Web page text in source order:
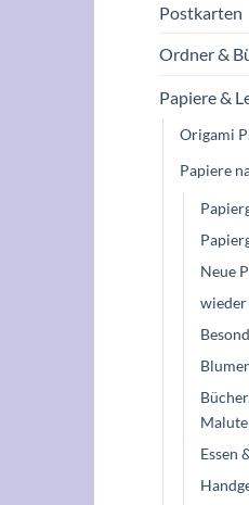
Postkarten
Ordner &
Papiere &
Origami
Papiere
Neue
Essen